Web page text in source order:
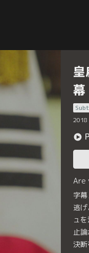
幕
2018
Are
字
逃
ュ
止
決